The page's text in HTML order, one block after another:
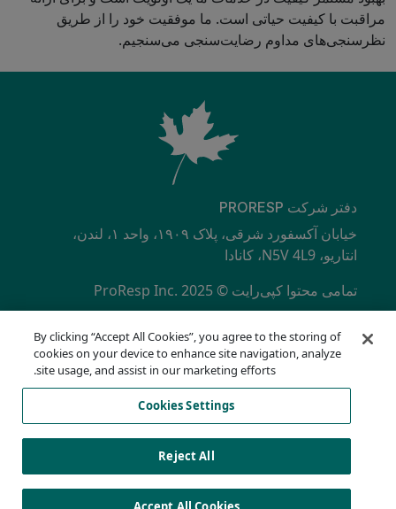
مراقبت با کیفیت حیاتی است. ما موفقیت خود را از طریق
نظرسنجی‌های مداوم رضایت‌سنجی می‌سنجیم.
دفتر شرکت PRORESP
خیابان آکسفورد شرقی، پلاک ۱۹۰۹، واحد ۱، لندن،
انتاریو، N5V 4L9، کانادا
تمامی محتوا کپی‌رایت © ProResp Inc. 2025
SECONDARY MENU
سیاست حفظ حریم خصوصی
خط تلفن انطباق
شرایط استفاده
AODA
Cookies Settings
By clicking “Accept All Cookies”, you agree to the storing of
cookies on your device to enhance site navigation, analyze
site usage, and assist in our marketing efforts.
Cookies Settings
Reject All